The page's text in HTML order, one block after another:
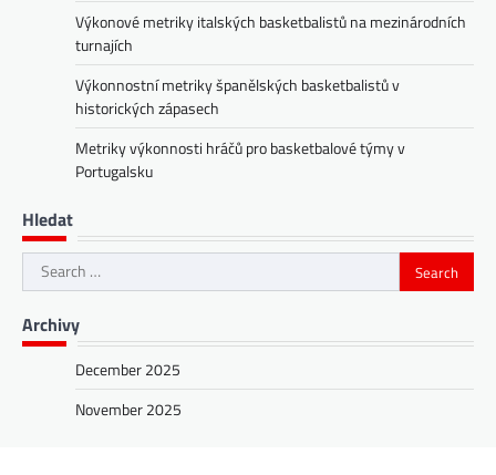
Výkonové metriky italských basketbalistů na mezinárodních
turnajích
Výkonnostní metriky španělských basketbalistů v
historických zápasech
Metriky výkonnosti hráčů pro basketbalové týmy v
Portugalsku
Hledat
Search
for:
Archivy
December 2025
November 2025